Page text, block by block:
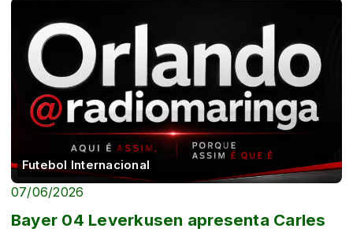
Futebol Internacional
07/06/2026
Bayer 04 Leverkusen apresenta Carles